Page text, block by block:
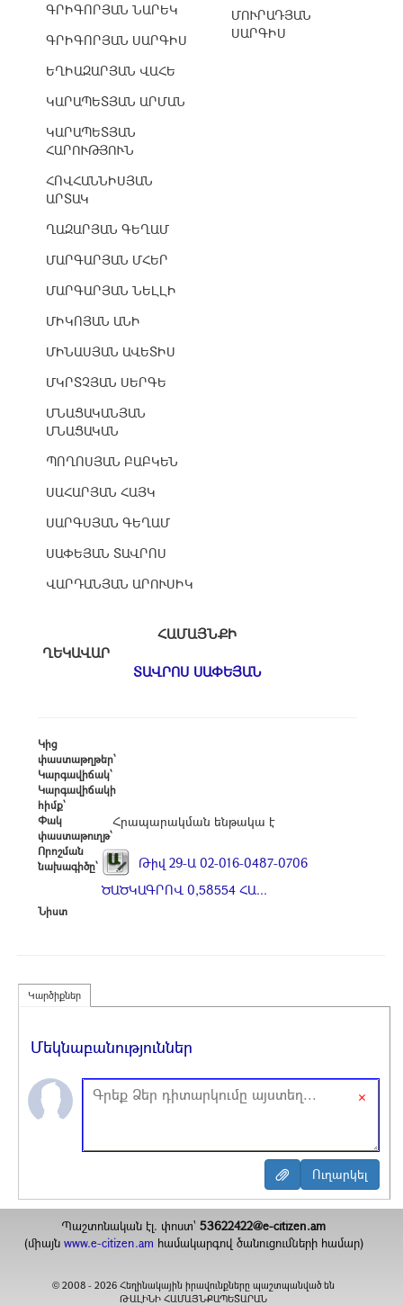
ԳՐԻԳՈՐՅԱՆ ՆԱՐԵԿ
ԳՐԻԳՈՐՅԱՆ ՍԱՐԳԻՍ
ԵՂԻԱԶԱՐՅԱՆ ՎԱՀԵ
ԿԱՐԱՊԵՏՅԱՆ ԱՐՄԱՆ
ԿԱՐԱՊԵՏՅԱՆ
ՀԱՐՈՒԹՅՈՒՆ
ՀՈՎՀԱՆՆԻՍՅԱՆ
ԱՐՏԱԿ
ՂԱԶԱՐՅԱՆ ԳԵՂԱՄ
ՄԱՐԳԱՐՅԱՆ ՄՀԵՐ
ՄԱՐԳԱՐՅԱՆ ՆԵԼԼԻ
ՄԻԿՈՅԱՆ ԱՆԻ
ՄԻՆԱՍՅԱՆ ԱՎԵՏԻՍ
ՄԿՐՏՉՅԱՆ ՍԵՐԳԵ
ՄՆԱՑԱԿԱՆՅԱՆ
ՄՆԱՑԱԿԱՆ
ՊՈՂՈՍՅԱՆ ԲԱԲԿԵՆ
ՍԱՀԱՐՅԱՆ ՀԱՅԿ
ՍԱՐԳՍՅԱՆ ԳԵՂԱՄ
ՍԱՓԵՅԱՆ ՏԱՎՐՈՍ
ՎԱՐԴԱՆՅԱՆ ԱՐՈՒՍԻԿ
ՄՈՒՐԱԴՅԱՆ
ՍԱՐԳԻՍ
ՀԱՄԱՅՆՔԻ
ՂԵԿԱՎԱՐ
ՏԱՎՐՈՍ ՍԱՓԵՅԱՆ
Կից
փաստաթղթեր՝
Կարգավիճակ՝
Կարգավիճակի
հիմք՝
Փակ
փաստաթուղթ՝
Հրապարակման ենթակա է
Որոշման
նախագիծը՝
Թիվ 29-Ա 02-016-0487-0706
ԾԱԾԿԱԳՐՈՎ 0,58554 ՀԱ...
Նիստ
Կարծիքներ
Մեկնաբանություններ
×
Պաշտոնական էլ. փոստ`53622422@e-citizen.am
(միայն www.e-citizen.am համակարգով ծանուցումների համար)
© 2008 -2026 Հեղինակային իրավունքները պաշտպանված են
ԹԱԼԻՆԻ ՀԱՄԱՅՆՔԱՊԵՏԱՐԱՆ